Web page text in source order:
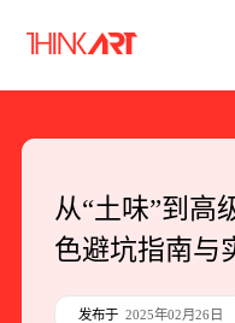
企业网站建设
数字产品研发
从“土味”到高
色避坑指南与
发布于 2025年02月26日